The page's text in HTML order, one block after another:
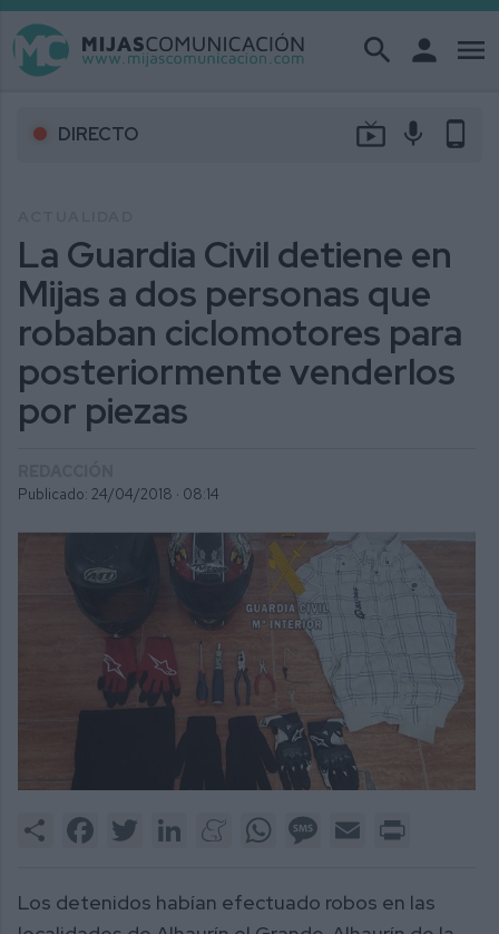
search person menu
DIRECTO live_tv mic phone_android
La Guardia Civil detiene en
Mijas a dos personas que
robaban ciclomotores para
posteriormente venderlos
por piezas
Publicado: 24/04/2018 · 08:14
Share FacebookTwitter LinkedInMeneameWhatsAppMessage
Email
Los detenidos habían efectuado robos en las